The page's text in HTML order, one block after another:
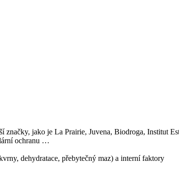
značky, jako je La Prairie, Juvena, Biodroga, Institut
ochranu …
dehydratace, přebytečný maz) a interní faktory